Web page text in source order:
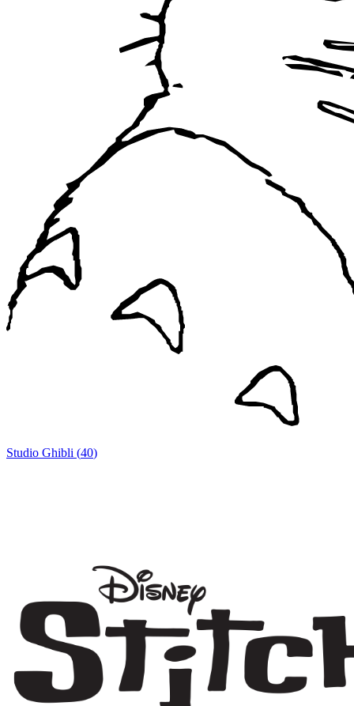
Studio Ghibli (40)